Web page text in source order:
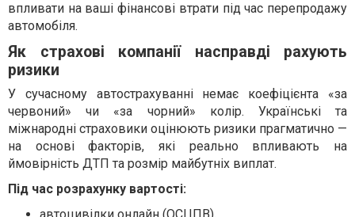
впливати на ваші фінансові втрати під час перепродажу
автомобіля.
Як страхові компанії насправді рахують
ризики
У сучасному автострахуванні немає коефіцієнта «за
червоний» чи «за чорний» колір. Українські та
міжнародні страховики оцінюють ризики прагматично —
на основі факторів, які реально впливають на
ймовірність ДТП та розмір майбутніх виплат.
Під час розрахунку вартості: